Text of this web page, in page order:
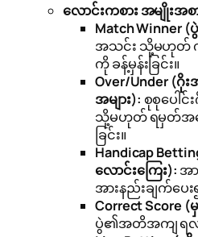
လောင်းကစား အမျိုးအစာ
Match Winner
အသင်း သို့မဟုတ်
ကို ခန့်မှန်းခြင်း။
Over/Under (
အများ): စုစုပေါ
သို့မဟုတ် ရမှတ်အ
ခြင်း။
Handicap
လောင်းကြေး): အ
အားနည်းချက်ပေး
Correct Score
ပွဲ၏အတိအကျ ရလဒ်